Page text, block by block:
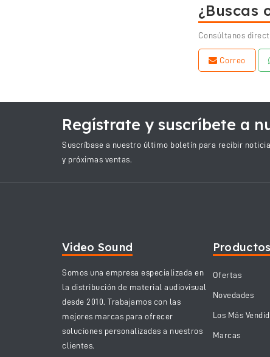
¿Buscas
Consúltanos
Correo
Regístrate y suscríbete a
Suscríbase a nuestro último boletín para recibir
y próximas ventas.
Video Sound
Somos una empresa especializada en
la distribución de material audiovisual
desde 2010. Trabajamos con las
mejores marcas para ofrecer
soluciones personalizadas a nuestros
clientes.
Productos
Ofertas
Novedades
Los Más
Marcas